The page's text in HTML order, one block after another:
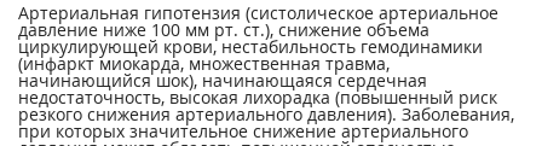
Артериальная гипотензия (систолическое артериальное
давление ниже 100 мм рт. ст.), снижение объема
циркулирующей крови, нестабильность гемодинамики
(инфаркт миокарда, множественная травма,
начинающийся шок), начинающаяся сердечная
недостаточность, высокая лихорадка (повышенный риск
резкого снижения артериального давления). Заболевания,
при которых значительное снижение артериального